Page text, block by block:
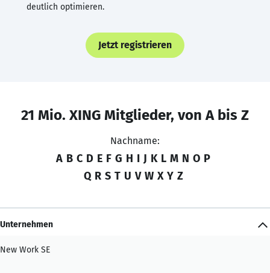
deutlich optimieren.
Jetzt registrieren
21 Mio. XING Mitglieder, von A bis Z
Nachname:
A B C D E F G H I J K L M N O P
Q R S T U V W X Y Z
Unternehmen
New Work SE